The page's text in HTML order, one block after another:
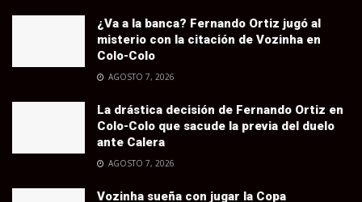
¿Va a la banca? Fernando Ortiz jugó al
misterio con la citación de Vozinha en
Colo-Colo
AGOSTO 7, 2026
La drástica decisión de Fernando Ortiz en
Colo-Colo que sacude la previa del duelo
ante Calera
AGOSTO 7, 2026
Vozinha sueña con jugar la Copa